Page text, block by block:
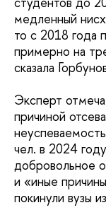
медленный
то с 2018 года
примерно на
сказала
Эксперт
причиной
чел. в 2024
добровольное
и «иные
покинули вузы